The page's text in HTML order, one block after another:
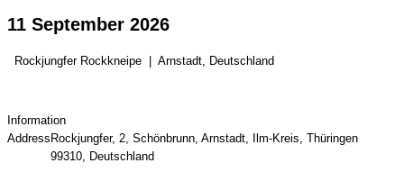
11 September 2026
Rockjungfer Rockkneipe Arnstadt, Deutschland
Information
Address Rockjungfer, 2, Schönbrunn, Arnstadt, Ilm-Kreis, Thüringen
99310, Deutschland